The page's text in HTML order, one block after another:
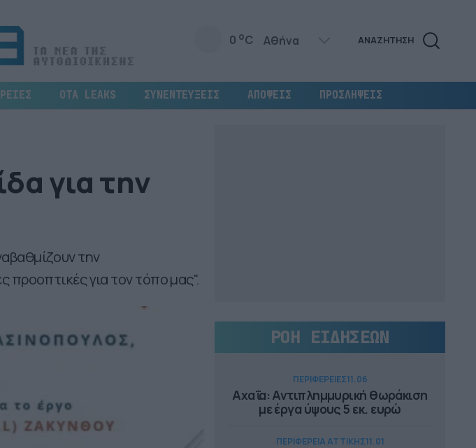
0 oC ΑΝΑΖΗΤΗΣΗ
OTA LEAKS ΣΥΝΕΝΤΕΥΞΕΙΣ ΑΠΟΨΕΙΣ ΠΡΟΣΛΗΨΕΙΣ
για την
την
προοπτικές για τον τόπο μας".
ΡΟΗ ΕΙΔΗΣΕΩΝ
ΠΕΡΙΦΕΡΕΙΕΣ11.06
Αχαΐα: Αντιπλημμυρική θωράκιση
με έργα ύψους 5 εκ. ευρώ
ΠΕΡΙΦΕΡΕΙΑ ΑΤΤΙΚΗΣ11.01